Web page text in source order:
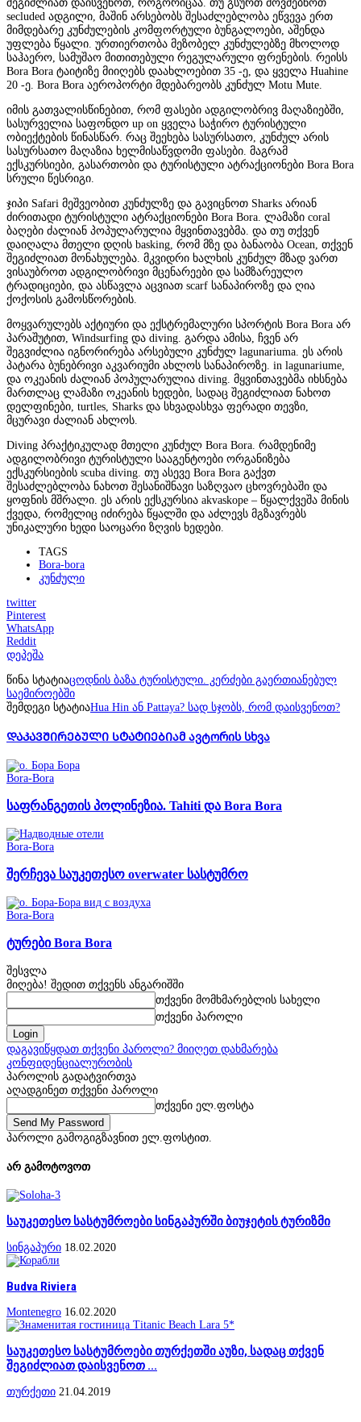
შეგიძლიათ დაისვენოთ, როგორიცაა. თუ გსურთ მოვძებნოთ
secluded ადგილი, მაშინ არსებობს შესაძლებლობა ეწვევა ერთ
მიმდებარე კუნძულების კომფორტული ბუნგალოები, აშენდა
უფლება წყალი. ურთიერთობა მეზობელ კუნძულებზე მხოლოდ
საჰაერო, სამუშაო მითითებული რეგულარული ფრენების. რეისს
Bora Bora ტაიტიზე მიიღებს დაახლოებით 35 -ე, და ყველა Huahine
20 -ე. Bora Bora აეროპორტი მდებარეობს კუნძულ Motu Mute.
იმის გათვალისწინებით, რომ ფასები ადგილობრივ მაღაზიებში,
სასურველია საფონდო up on ყველა საჭირო ტურისტული
ობიექტების წინასწარ. რაც შეეხება სასურსათო, კუნძულ არის
სასურსათო მაღაზია ხელმისაწვდომი ფასები. მაგრამ
ექსკურსიები, გასართობი და ტურისტული ატრაქციონები Bora Bora
სრული წესრიგი.
ჯიპი Safari მეშვეობით კუნძულზე და გავიცნოთ Sharks არიან
ძირითადი ტურისტული ატრაქციონები Bora Bora. ლამაზი coral
ბაღები ძალიან პოპულარულია მყვინთავებმა. და თუ თქვენ
დაიღალა მთელი დღის basking, რომ მზე და ბანაობა Ocean, თქვენ
შეგიძლიათ მონახულება. მკვიდრი ხალხის კუნძულ მზად ვართ
ვისაუბროთ ადგილობრივი მცენარეები და სამზარეულო
ტრადიციები, და ასწავლა აცვიათ scarf სანაპიროზე და ღია
ქოქოსის გამოსწორების.
მოყვარულებს აქტიური და ექსტრემალური სპორტის Bora Bora არ
პარაშუტით, Windsurfing და diving. გარდა ამისა, ჩვენ არ
შეგვიძლია იგნორირება არსებული კუნძულ lagunariuma. ეს არის
პატარა ბუნებრივი აკვარიუმი ახლოს სანაპიროზე. in lagunariume,
და ოკეანის ძალიან პოპულარულია diving. მყვინთავებმა იხსნება
მართლაც ლამაზი ოკეანის ხედები, სადაც შეგიძლიათ ნახოთ
დელფინები, turtles, Sharks და სხვადასხვა ფერადი თევზი,
მცურავი ძალიან ახლოს.
Diving პრაქტიკულად მთელი კუნძულ Bora Bora. რამდენიმე
ადგილობრივი ტურისტული სააგენტოები ორგანიზება
ექსკურსიების scuba diving. თუ ასევე Bora Bora გაქვთ
შესაძლებლობა ნახოთ შესანიშნავი საზღვაო ცხოვრებაში და
ყოფნის მშრალი. ეს არის ექსკურსია akvaskope – წყალქვეშა მინის
ქვედა, რომელიც იძირება წყალში და აძლევს მგზავრებს
უნიკალური ხედი საოცარი ზღვის ხედები.
TAGS
Bora-bora
კუნძული
twitter
Pinterest
WhatsApp
Reddit
დეპეშა
წინა სტატიაცოდნის ბაზა ტურისტული. კერძები გაერთიანებულ
საემიროებში
შემდეგი სტატიაHua Hin ან Pattaya? სად სჯობს, რომ დაისვენოთ?
ᲓᲐᲙᲐᲕᲨᲘᲠᲔᲑᲣᲚᲘ ᲡᲢᲐᲢᲘᲔᲑᲘამ ავტორის სხვა
Bora-Bora
საფრანგეთის პოლინეზია. Tahiti და Bora Bora
Bora-Bora
შერჩევა საუკეთესო overwater სასტუმრო
Bora-Bora
ტურები Bora Bora
შესვლა
მიღება! შედით თქვენს ანგარიშში
თქვენი მომხმარებლის სახელი
თქვენი პაროლი
დაგავიწყდათ თქვენი პაროლი? მიიღეთ დახმარება
კონფიდენციალურობის
პაროლის გადატვირთვა
აღადგინეთ თქვენი პაროლი
თქვენი ელ.ფოსტა
პაროლი გამოგიგზავნით ელ.ფოსტით.
არ გამოტოვოთ
საუკეთესო სასტუმროები სინგაპურში ბიუჯეტის ტურიზმი
სინგაპური 18.02.2020
Budva Riviera
Montenegro 16.02.2020
საუკეთესო სასტუმროები თურქეთში აუზი, სადაც თქვენ
შეგიძლიათ დაისვენოთ ...
თურქეთი 21.04.2019